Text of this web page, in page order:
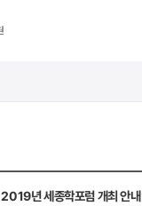
2019년 세종학포럼 개최 안내